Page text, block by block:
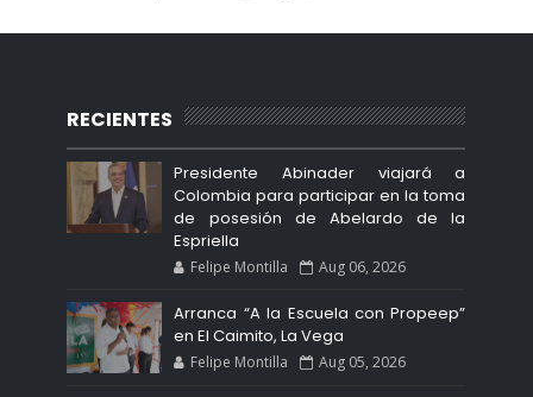
RECIENTES
Presidente Abinader viajará a
Colombia para participar en la toma
de posesión de Abelardo de la
Espriella
Felipe Montilla Aug 06, 2026
Arranca “A la Escuela con Propeep”
en El Caimito, La Vega
Felipe Montilla Aug 05, 2026